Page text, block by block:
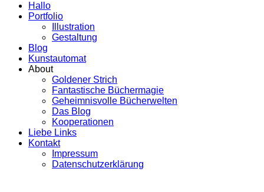
Hallo
Portfolio
Illustration
Gestaltung
Blog
Kunstautomat
About
Goldener Strich
Fantastische Büchermagie
Geheimnisvolle Bücherwelten
Das Blog
Kooperationen
Liebe Links
Kontakt
Impressum
Datenschutzerklärung